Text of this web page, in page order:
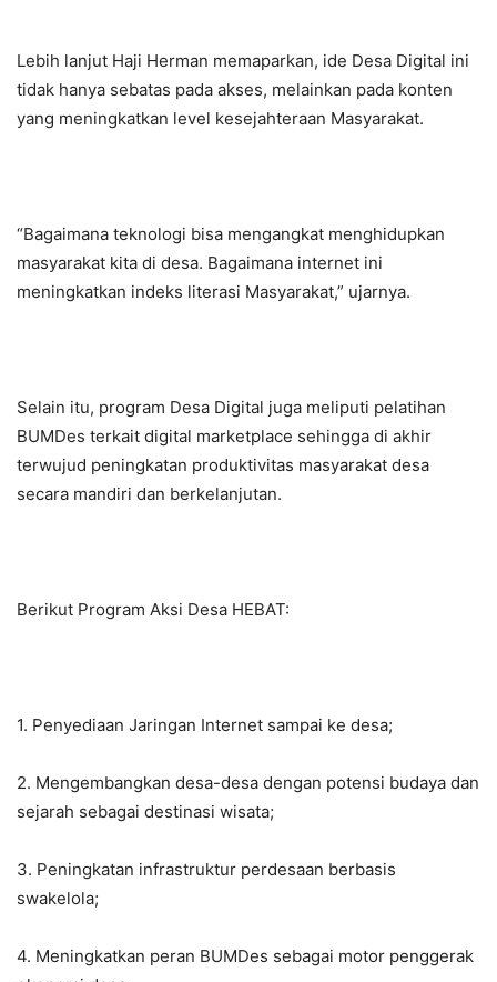
Lebih lanjut Haji Herman memaparkan, ide Desa Digital ini
tidak hanya sebatas pada akses, melainkan pada konten
yang meningkatkan level kesejahteraan Masyarakat.
“Bagaimana teknologi bisa mengangkat menghidupkan
masyarakat kita di desa. Bagaimana internet ini
meningkatkan indeks literasi Masyarakat,” ujarnya.
Selain itu, program Desa Digital juga meliputi pelatihan
BUMDes terkait digital marketplace sehingga di akhir
terwujud peningkatan produktivitas masyarakat desa
secara mandiri dan berkelanjutan.
Berikut Program Aksi Desa HEBAT:
1. Penyediaan Jaringan Internet sampai ke desa;
2. Mengembangkan desa-desa dengan potensi budaya dan
sejarah sebagai destinasi wisata;
3. Peningkatan infrastruktur perdesaan berbasis
swakelola;
4. Meningkatkan peran BUMDes sebagai motor penggerak